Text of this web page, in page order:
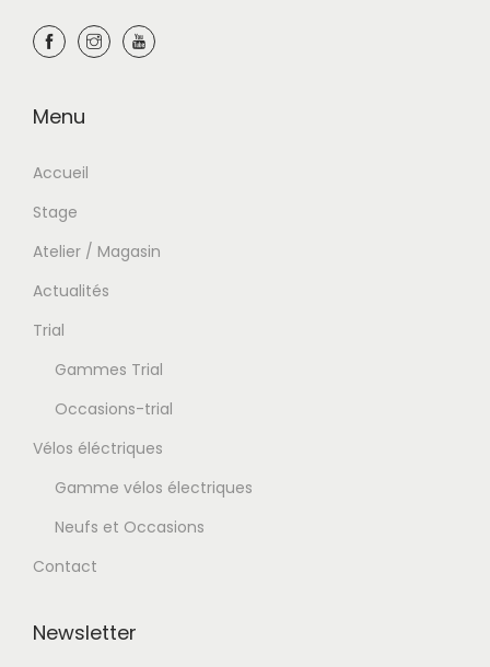
Menu
Accueil
Stage
Atelier / Magasin
Actualités
Trial
Gammes Trial
Occasions-trial
Vélos éléctriques
Gamme vélos électriques
Neufs et Occasions
Contact
Newsletter